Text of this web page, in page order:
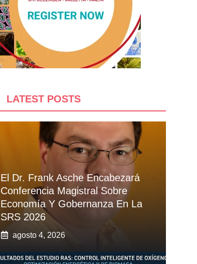
LATEST POSTS
El Dr. Frank Asche Encabezará
Conferencia Magistral Sobre
Economía Y Gobernanza En La
SRS 2026
agosto 4, 2026